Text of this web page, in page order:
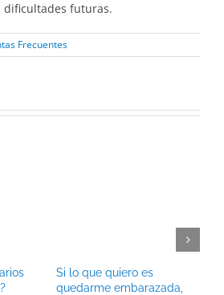
dificultades futuras.
Frecuentes
Si lo que quiero es
quedarme embarazada,